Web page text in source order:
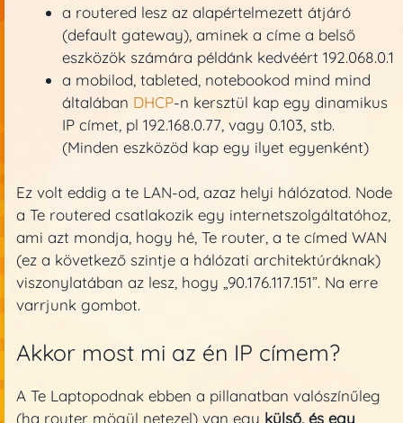
a routered lesz az alapértelmezett átjáró
(default gateway), aminek a címe a belső
eszközök számára példánk kedvéért 192.068.0.1
a mobilod, tableted, notebookod mind mind
általában DHCP-n kersztül kap egy dinamikus
IP címet, pl 192.168.0.77, vagy 0.103, stb.
(Minden eszközöd kap egy ilyet egyenként)
Ez volt eddig a te LAN-od, azaz helyi hálózatod. Node
a Te routered csatlakozik egy internetszolgáltatóhoz,
ami azt mondja, hogy hé, Te router, a te címed WAN
(ez a következő szintje a hálózati architektúráknak)
viszonylatában az lesz, hogy „90.176.117.151”. Na erre
varrjunk gombot.
Akkor most mi az én IP címem?
A Te Laptopodnak ebben a pillanatban valószínűleg
(ha router mögül netezel) van egy külső, és egy